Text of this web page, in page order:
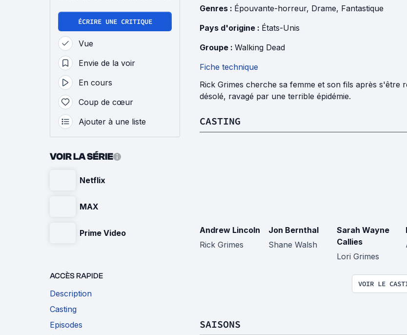
ÉCRIRE UNE CRITIQUE
Vue
Envie de la voir
En cours
Coup de cœur
Ajouter à une liste
VOIR LA SÉRIE
Netflix
MAX
Prime Video
ACCÈS RAPIDE
Description
Casting
Episodes
Genres : Épouvante-horreur, Drame, Fantastique
Pays d'origine : États-Unis
Groupe : Walking Dead
Fiche technique
Rick Grimes cherche sa femme et son fils après
désolé, ravagé par une terrible épidémie.
CASTING
Andrew Lincoln
Rick Grimes
Jon Bernthal
Shane Walsh
Sarah Wayne
Callies
Lori Grimes
VOIR LE
SAISONS